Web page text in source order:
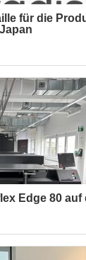
für die
Edge 80 auf